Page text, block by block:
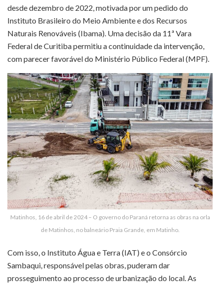
desde dezembro de 2022, motivada por um pedido do
Instituto Brasileiro do Meio Ambiente e dos Recursos
Naturais Renováveis (Ibama). Uma decisão da 11ª Vara
Federal de Curitiba permitiu a continuidade da intervenção,
com parecer favorável do Ministério Público Federal (MPF).
Matinhos, 16 de abril de 2024 – O governo do Paraná retorna as obras na orla
de Matinhos, no balneário Praia Grande, em Matinho.
Com isso, o Instituto Água e Terra (IAT) e o Consórcio
Sambaqui, responsável pelas obras, puderam dar
prosseguimento ao processo de urbanização do local. As